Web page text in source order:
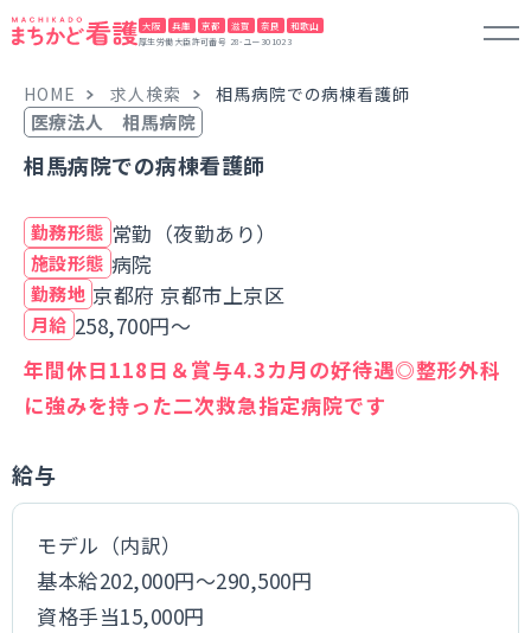
大阪 兵庫 京都 滋賀 奈良 和歌山
厚生労働大臣許可番号 28-ユー301023
HOME 求人検索 相馬病院での病棟看護師
医療法人 相馬病院
相馬病院での病棟看護師
勤務形態 常勤（夜勤あり）
施設形態 病院
勤務地 京都府 京都市上京区
月給 258,700円～
年間休日118日＆賞与4.3カ月の好待遇◎整形外科
に強みを持った二次救急指定病院です
給与
モデル（内訳）
基本給202,000円～290,500円
資格手当15,000円